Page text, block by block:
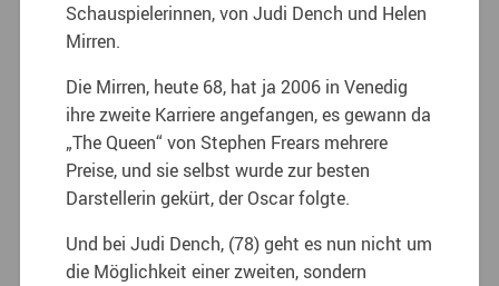
Schauspielerinnen, von Judi Dench und Helen
Mirren.
Die Mirren, heute 68, hat ja 2006 in Venedig
ihre zweite Karriere angefangen, es gewann da
„The Queen“ von Stephen Frears mehrere
Preise, und sie selbst wurde zur besten
Darstellerin gekürt, der Oscar folgte.
Und bei Judi Dench, (78) geht es nun nicht um
die Möglichkeit einer zweiten, sondern